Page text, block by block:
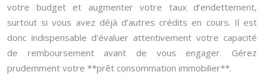
votre budget et augmenter votre taux d’endettement,
surtout si vous avez déjà d’autres crédits en cours. Il est
donc indispensable d’évaluer attentivement votre capacité
de remboursement avant de vous engager. Gérez
prudemment votre **prêt consommation immobilier**.